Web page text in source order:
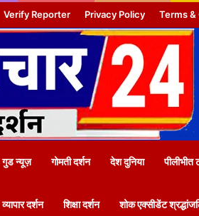
Verify Reporter Privacy Policy Terms
गुड न्यूज़ गोमती दर्शन देश दुनिया पीलीभीत
व्यापार दर्शन शिक्षा दर्शन शोक एक्सीडेंट